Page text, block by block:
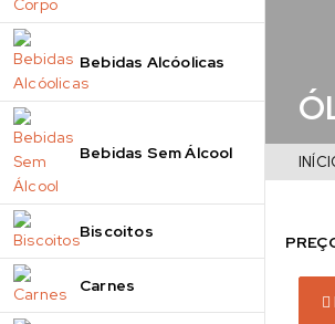
Bebidas Alcóolicas
Bebidas Sem Álcool
Biscoitos
Carnes